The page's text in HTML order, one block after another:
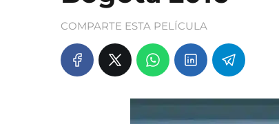
COMPARTE ESTA PELÍCULA